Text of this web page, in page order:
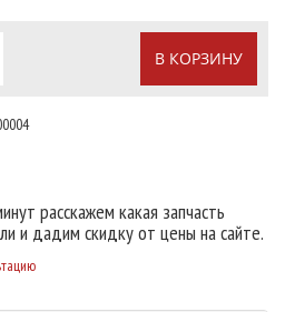
В КОРЗИНУ
расскажем какая запчасть
и дадим скидку от цены на сайте.